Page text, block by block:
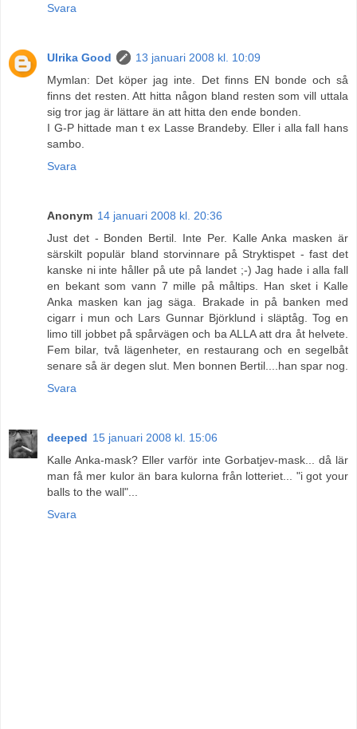
Svara
Ulrika Good
13 januari 2008 kl. 10:09
Mymlan: Det köper jag inte. Det finns EN bonde och så
finns det resten. Att hitta någon bland resten som vill uttala
sig tror jag är lättare än att hitta den ende bonden.
I G-P hittade man t ex Lasse Brandeby. Eller i alla fall hans
sambo.
Svara
Anonym 14 januari 2008 kl. 20:36
Just det - Bonden Bertil. Inte Per. Kalle Anka masken är
särskilt populär bland storvinnare på Stryktispet - fast det
kanske ni inte håller på ute på landet ;-) Jag hade i alla fall
en bekant som vann 7 mille på måltips. Han sket i Kalle
Anka masken kan jag säga. Brakade in på banken med
cigarr i mun och Lars Gunnar Björklund i släptåg. Tog en
limo till jobbet på spårvägen och ba ALLA att dra åt helvete.
Fem bilar, två lägenheter, en restaurang och en segelbåt
senare så är degen slut. Men bonnen Bertil....han spar nog.
Svara
deeped 15 januari 2008 kl. 15:06
Kalle Anka-mask? Eller varför inte Gorbatjev-mask... då lär
man få mer kulor än bara kulorna från lotteriet... "i got your
balls to the wall"...
Svara